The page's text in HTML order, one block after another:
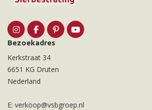
Bezoekadres
Kerkstraat 34
6651 KG Druten
Nederland
E: verkoop@vsbgroep.nl